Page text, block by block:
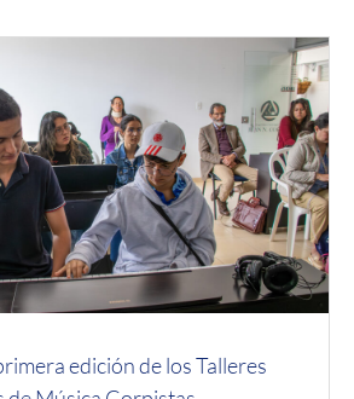
edición de los Talleres